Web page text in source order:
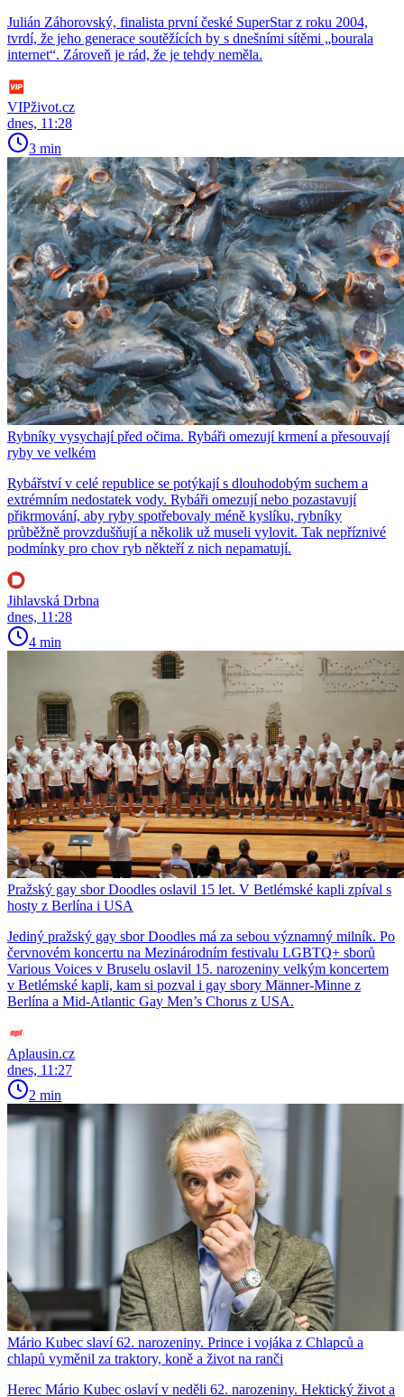
Julián Záhorovský, finalista první české SuperStar z roku 2004,
tvrdí, že jeho generace soutěžících by s dnešními sítěmi „bourala
internet“. Zároveň je rád, že je tehdy neměla.
VIPživot.cz
dnes, 11:28
3 min
Rybníky vysychají před očima. Rybáři omezují krmení a přesouvají
ryby ve velkém
Rybářství v celé republice se potýkají s dlouhodobým suchem a
extrémním nedostatek vody. Rybáři omezují nebo pozastavují
přikrmování, aby ryby spotřebovaly méně kyslíku, rybníky
průběžně provzdušňují a několik už museli vylovit. Tak nepříznivé
podmínky pro chov ryb někteří z nich nepamatují.
Jihlavská Drbna
dnes, 11:28
4 min
Pražský gay sbor Doodles oslavil 15 let. V Betlémské kapli zpíval s
hosty z Berlína i USA
Jediný pražský gay sbor Doodles má za sebou významný milník. Po
červnovém koncertu na Mezinárodním festivalu LGBTQ+ sborů
Various Voices v Bruselu oslavil 15. narozeniny velkým koncertem
v Betlémské kapli, kam si pozval i gay sbory Männer-Minne z
Berlína a Mid-Atlantic Gay Men’s Chorus z USA.
Aplausin.cz
dnes, 11:27
2 min
Mário Kubec slaví 62. narozeniny. Prince i vojáka z Chlapců a
chlapů vyměnil za traktory, koně a život na ranči
Herec Mário Kubec oslaví v neděli 62. narozeniny. Hektický život a